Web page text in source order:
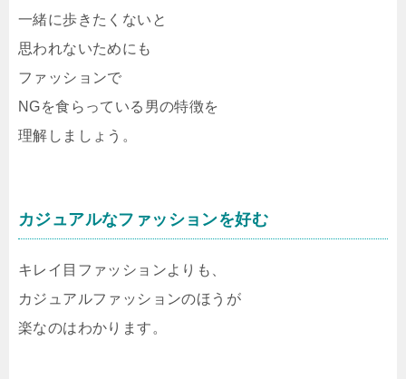
一緒に歩きたくないと
思われないためにも
ファッションで
NGを食らっている男の特徴を
理解しましょう。
カジュアルなファッションを好む
キレイ目ファッションよりも、
カジュアルファッションのほうが
楽なのはわかります。